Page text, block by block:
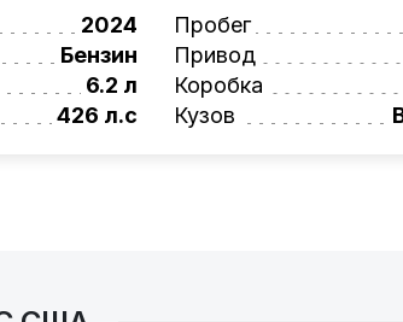
лизинговая программа на
узнать по номеру:+375 (29) 689-
работу профессионалам!
учета ремонта и с небольшими
2024
Бензин
6.2 л
426 л.с
Пробег
Привод
Коробка
Кузов